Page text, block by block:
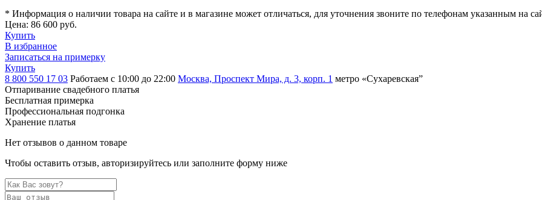
* Информация о наличии товара на сайте и в магазине может отличаться, для уточнения звоните по телефонам указанным на
Цена: 86 600 руб.
Купить
В избранное
Записаться на примерку
Купить
8 800 550 17 03 Работаем с 10:00 до 22:00 Москва, Проспект Мира, д. 3, корп. 1 метро «Сухаревская”
Отпаривание свадебного платья
Бесплатная примерка
Профессиональная подгонка
Хранение платья
Нет отзывов о данном товаре
Чтобы оставить отзыв, авторизируйтесь или заполните форму ниже